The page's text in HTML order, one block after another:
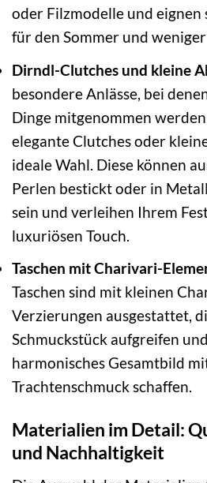
oder Filzmodelle und
für den Sommer und
Dirndl-Clutches und kleine
besondere Anlässe, bei
Dinge mitgenommen werden
elegante Clutches oder
ideale Wahl. Diese können
Perlen bestickt oder in
sein und verleihen Ihrem
luxuriösen Touch.
Taschen mit Charivari-
Taschen sind mit kleinen
Verzierungen ausgestattet,
Schmuckstück aufgreifen
harmonisches Gesamtbild
Trachtenschmuck schaffen.
Materialien im Detail:
und Nachhaltigkeit